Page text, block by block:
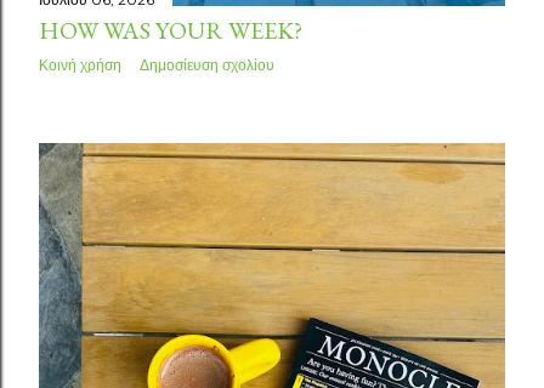
HOW WAS YOUR WEEK?
Κοινή χρήση Δημοσίευση σχολίου